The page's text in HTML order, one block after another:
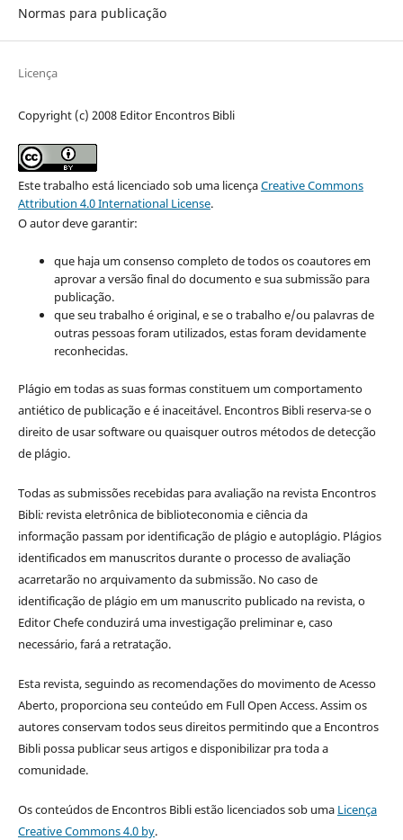
Normas para publicação
Licença
Copyright (c) 2008 Editor Encontros Bibli
Este trabalho está licenciado sob uma licençaCreative Commons
Attribution 4.0 International License.
O autor deve garantir:
que haja um consenso completo de todos os coautores em
aprovar a versão final do documento e sua submissão para
publicação.
que seu trabalho é original, e se o trabalho e/ou palavras de
outras pessoas foram utilizados, estas foram devidamente
reconhecidas.
Plágio em todas as suas formas constituem um comportamento
antiético de publicação e é inaceitável. Encontros Bibli reserva-se o
direito de usar software ou quaisquer outros métodos de detecção
de plágio.
Todas as submissões recebidas para avaliação na revista Encontros
Bibli: revista eletrônica de biblioteconomia e ciência da
informaçãopassam por identificação de plágio e autoplágio. Plágios
identificados em manuscritos durante o processo de avaliação
acarretarão no arquivamento da submissão. No caso de
identificação de plágio em um manuscrito publicado na revista, o
Editor Chefe conduzirá uma investigação preliminar e, caso
necessário, fará a retratação.
Esta revista, seguindo as recomendações do movimento de Acesso
Aberto, proporciona seu conteúdo em Full Open Access. Assim os
autores conservam todos seus direitos permitindo que a Encontros
Bibli possa publicar seus artigos e disponibilizar pra toda a
comunidade.
Os conteúdos de Encontros Bibli estão licenciados sob uma Licença
Creative Commons 4.0 by.